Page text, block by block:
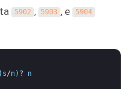
5902 , 5903 , e 5904
( s/n) ?
n